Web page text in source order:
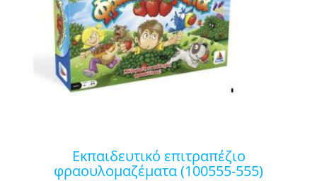
εκπαιδευτικό επιτραπέζιο
φραουλομαζέματα (100555-555)